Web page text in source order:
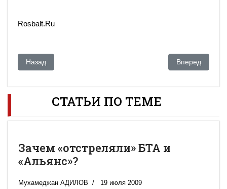
Rosbalt.Ru
Предыдущий: Uranium One Inc.: из публичной компании в
Назад Следующий:
Вперед
СТАТЬИ ПО ТЕМЕ
Зачем «отстреляли» БТА и
«Альянс»?
Мухамеджан АДИЛОВ 19 июля 2009